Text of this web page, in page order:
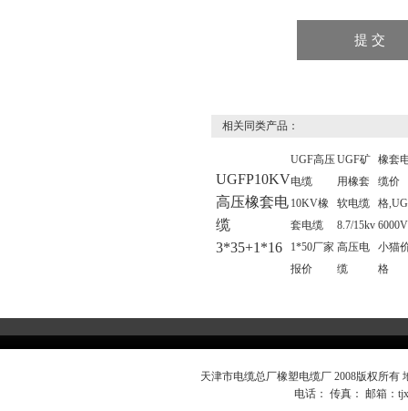
相关同类产品：
UGFP10KV
高压橡套电
缆
3*35+1*16
UGF高压
电缆
10KV橡
套电缆
1*50厂家
报价
UGF矿
用橡套
软电缆
8.7/15kv
高压电
缆
橡套
缆价
格
6000V
小猫
格
天津市电缆总厂橡塑电缆厂 2008版权所
电话： 传真： 邮箱：